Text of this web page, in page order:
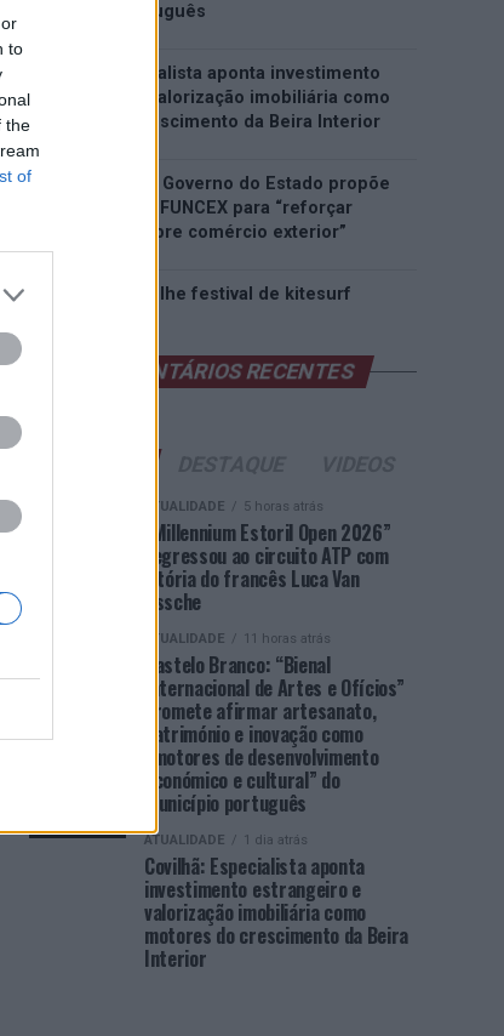
to
the
of
município português
Covilhã: Especialista aponta investimento
estrangeiro e valorização imobiliária como
motores do crescimento da Beira Interior
Rio de Janeiro: Governo do Estado propõe
parceria com a FUNCEX para “reforçar
inteligência sobre comércio exterior”
Esposende acolhe festival de kitesurf
COMENTÁRIOS RECENTES
ATUALIDADE 5 horas atrás
“Millennium Estoril Open 2026”
regressou ao circuito ATP com
vitória do francês Luca Van
Assche
ATUALIDADE 11 horas atrás
Castelo Branco: “Bienal
Internacional de Artes e Ofícios”
promete afirmar artesanato,
património e inovação como
“motores de desenvolvimento
económico e cultural” do
município português
ATUALIDADE 1 dia atrás
Covilhã: Especialista aponta
investimento estrangeiro e
valorização imobiliária como
motores do crescimento da Beira
Interior